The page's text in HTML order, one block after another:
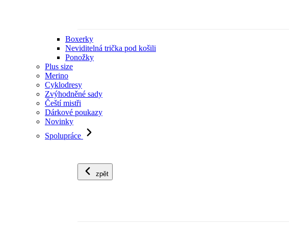
Boxerky
Neviditelná trička pod košili
Ponožky
Plus size
Merino
Cyklodresy
Zvýhodněné sady
Čeští mistři
Dárkové poukazy
Novinky
Spolupráce
zpět